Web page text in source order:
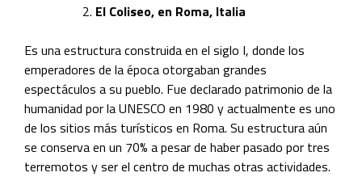
El Coliseo, en Roma, Italia
Es una estructura construida en el siglo I, donde los
emperadores de la época otorgaban grandes
espectáculos a su pueblo. Fue declarado patrimonio de la
humanidad por la UNESCO en 1980 y actualmente es uno
de los sitios más turísticos en Roma. Su estructura aún
se conserva en un 70% a pesar de haber pasado por tres
terremotos y ser el centro de muchas otras actividades.